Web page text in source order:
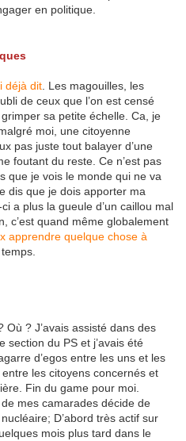
en politique.
déjà dit . Les magouilles, les
de ceux que l’on est censé
sa petite échelle. Ca, je
moi, une citoyenne
pas juste tout balayer d’une
foutant du reste. Ce n’est pas
que je vois le monde qui ne va
dis que je dois apporter ma
a plus la gueule d’un caillou mal
c’est quand même globalement
apprendre quelque chose à
Où ? J’avais assisté dans des
section du PS et j’avais été
d’egos entre les uns et les
les citoyens concernés et
Fin du game pour moi.
mes camarades décide de
D’abord très actif sur
mois plus tard dans le